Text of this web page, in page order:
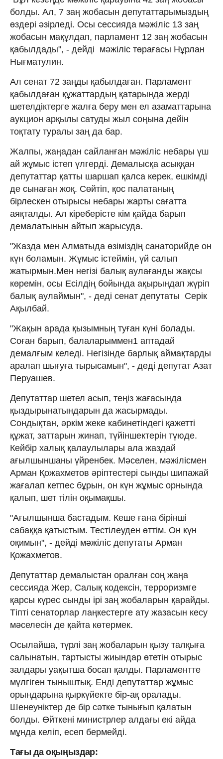
болды. Ал, 7 заң жобасын депутаттарымыздың
өздері әзірледі. Осы сессияда мәжіліс 13 заң
жобасын мақұлдап, парламент 12 заң жобасын
қабылдады", - дейді мәжіліс төрағасы Нұрлан
Нығматулин.
Ал сенат 72 заңды қабылдаған. Парламент
қабылдаған құжаттардың қатарында жерді
шетелдіктерге жалға беру мен ел азаматтарына
аукцион арқылы сатуды жыл соңына дейін
тоқтату туралы заң да бар.
Жалпы, жаңадан сайланған мәжіліс небары үш
ай жұмыс істеп үлгерді. Демалысқа асыққан
депутаттар қатты шаршап қалса керек, ешкімді
де сынаған жоқ. Сөйтіп, қос палатаның
бірлескен отырысы небары жарты сағатта
аяқталды. Ал кіреберісте кім қайда барып
демалатынын айтып жарысуда.
"Жазда мен Алматыда өзіміздің санаторийде он
күн боламын. Жұмыс істеймін, үй салып
жатырмын.Мен негізі балық аулағанды жақсы
көремін, осы Есілдің бойында ақырындап жүріп
балық аулаймын", - деді сенат депутаты Серік
Ақылбай.
"Жақын арада қызымның туған күні болады.
Соған барып, балаларыммен1 аптадай
демалғым келеді. Негізінде барлық аймақтарды
аралап шығуға тырысамын", - деді депутат Азат
Перуашев.
Депутаттар шетел асып, теңіз жағасында
қыздырынатындарын да жасырмады.
Сондықтан, әркім жеке кабинетіндегі қажетті
құжат, заттарын жинап, түйіншектерін түюде.
Кейбір халық қалаулылары ала жаздай
ағылшыншаны үйренбек. Мәселен, мәжілісмен
Арман Қожахметов әріптестері сынды шипажай
жағалап кетпес бұрын, он күн жұмыс орнында
қалып, шет тілін оқымақшы.
"Ағылшынша бастадым. Кеше ғана бірінші
сабаққа қатыстым. Тестілеуден өттім. Он күн
оқимын", - дейді мәжіліс депутаты Арман
Қожахметов.
Депутаттар демалыстан оралған соң жаңа
сессияда Жер, Салық кодексін, терроризмге
қарсы күрес сынды ірі заң жобаларын қарайды.
Тіпті сенаторлар лаңкестерге ату жазасын кесу
мәселесін де қайта көтермек.
Осылайша, түрлі заң жобаларын қызу талқыға
салынатын, тартысты жиындар өтетін отырыс
залдары уақытша босап қалды. Парламентте
мүлгіген тыныштық. Енді депутаттар жұмыс
орындарына қыркүйекте бір-ақ оралады.
Шенеуніктер де бір сәтке тынығып қалатын
болды. Өйткені министрлер алдағы екі айда
мұнда келіп, есеп бермейді.
Тағы да оқыңыздар: